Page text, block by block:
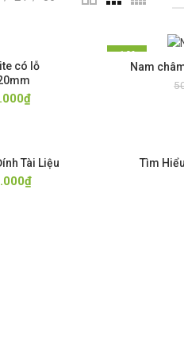
có lỗ
₫
-10%
Nam
Tài Liệu
₫
Tìm